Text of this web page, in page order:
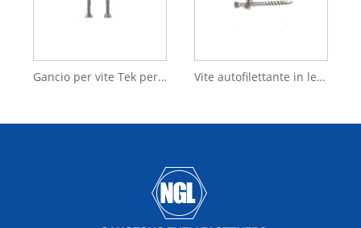
Gancio per vite Tek per macchina a testa piatta in cemento in acciaio inossidabile 316 per vite per legno Vite autofilettante in legno SS di sicurezza con testa a bottone di sicurezza in acciaio a testa cilindrica in acciaio inossidabile